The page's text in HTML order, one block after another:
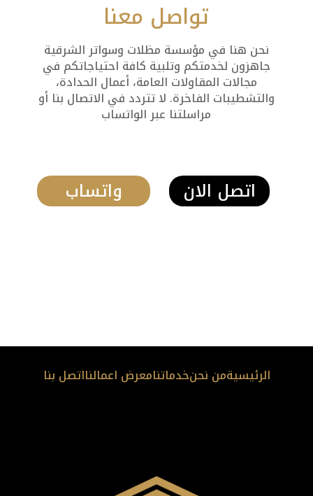
تواصل معنا
نحن هنا في مؤسسة مظلات وسواتر الشرقية
جاهزون لخدمتكم وتلبية كافة احتياجاتكم في
مجالات المقاولات العامة، أعمال الحدادة،
والتشطيبات الفاخرة. لا تتردد في الاتصال بنا أو
مراسلتنا عبر الواتساب
واتساب اتصل الان
الرئيسيةمن نحنخدماتنامعرض اعمالنااتصل بنا